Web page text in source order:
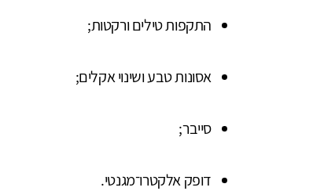
התקפות טילים ורקטות;
אסונות טבע ושינוי אקלים;
סייבר;
דופק אלקטרו־מגנטי.